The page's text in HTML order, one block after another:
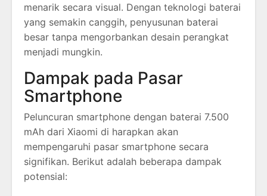
menarik secara visual. Dengan teknologi baterai
yang semakin canggih, penyusunan baterai
besar tanpa mengorbankan desain perangkat
menjadi mungkin.
Dampak pada Pasar
Smartphone
Peluncuran smartphone dengan baterai 7.500
mAh dari Xiaomi di harapkan akan
mempengaruhi pasar smartphone secara
signifikan. Berikut adalah beberapa dampak
potensial: